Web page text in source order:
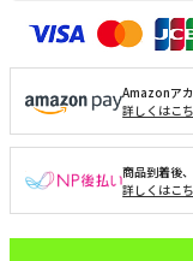
Amazonア
詳しくはこ
商品到着後
詳しくはこ